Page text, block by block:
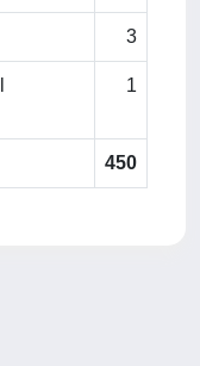
3
1
450